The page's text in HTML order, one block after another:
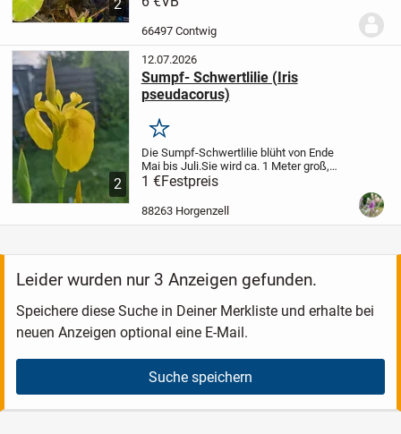
2
zugute.
66497 Contwig
2
12.07.2026
Sumpf- Schwertlilie (Iris
pseudacorus)
Merken
Die Sumpf-Schwertlilie blüht von Ende
Mai bis Juli.Sie wird ca. 1 Meter groß,
wächst aufrecht und liebt feuchten
schweren Lemboden.
gern an Ufern angesiedelt. Und sie sieht
1 €Festpreis
88263 Horgenzell
Leider wurden nur 3 Anzeigen gefunden.
Speichere diese Suche in Deiner Merkliste und erhalte bei
neuen Anzeigen optional eine E-Mail.
Suche speichern